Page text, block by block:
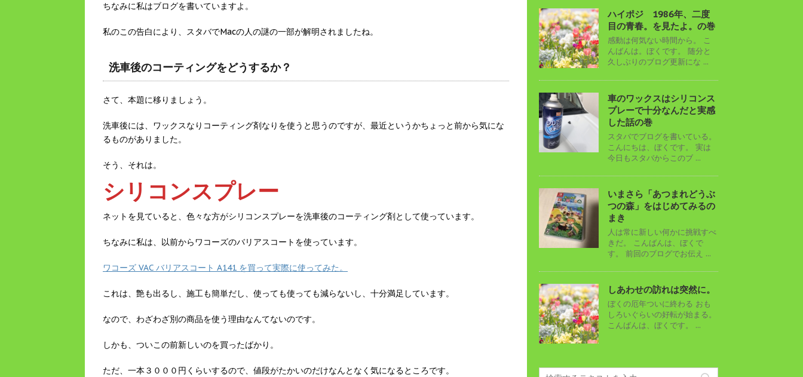
ちなみに私はブログを書いていますよ。
私のこの告白により、スタバでMacの人の謎の一部が解明されましたね。
洗車後のコーティングをどうするか？
さて、本題に移りましょう。
洗車後には、ワックスなりコーティング剤なりを使うと思うのですが、最近というかちょっと前から気にな
るものがありました。
そう、それは。
シリコンスプレー
ネットを見ていると、色々な方がシリコンスプレーを洗車後のコーティング剤として使っています。
ちなみに私は、以前からワコーズのバリアスコートを使っています。
ワコーズ VAC バリアスコート A141 を買って実際に使ってみた。
これは、艶も出るし、施工も簡単だし、使っても使っても減らないし、十分満足しています。
なので、わざわざ別の商品を使う理由なんてないのです。
しかも、ついこの前新しいのを買ったばかり。
ただ、一本３０００円くらいするので、値段がたかいのだけなんとなく気になるところです。
ハイポジ 1986年、二度
目の青春。を見たよ。の巻
感動は何気ない時間から。 こ
んばんは。ぼくです。 随分と
久しぶりのブログ更新にな ...
車のワックスはシリコンス
プレーで十分なんだと実感
した話の巻
スタバでブログを書いている。
こんにちは、ぼくです。 実は
今日もスタバからこのブ ...
いまさら「あつまれどうぶ
つの森」をはじめてみるの
まき
人は常に新しい何かに挑戦すべ
きだ。 こんばんは、ぼくで
す。 前回のブログでお伝え ...
しあわせの訪れは突然に。
ぼくの厄年ついに終わる おも
しろいぐらいの好転が始まる。
こんばんは、ぼくです。 ...